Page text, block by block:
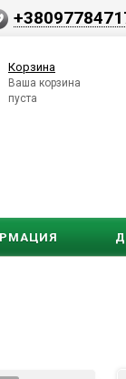
Корзина
Ваша корзина
пуста